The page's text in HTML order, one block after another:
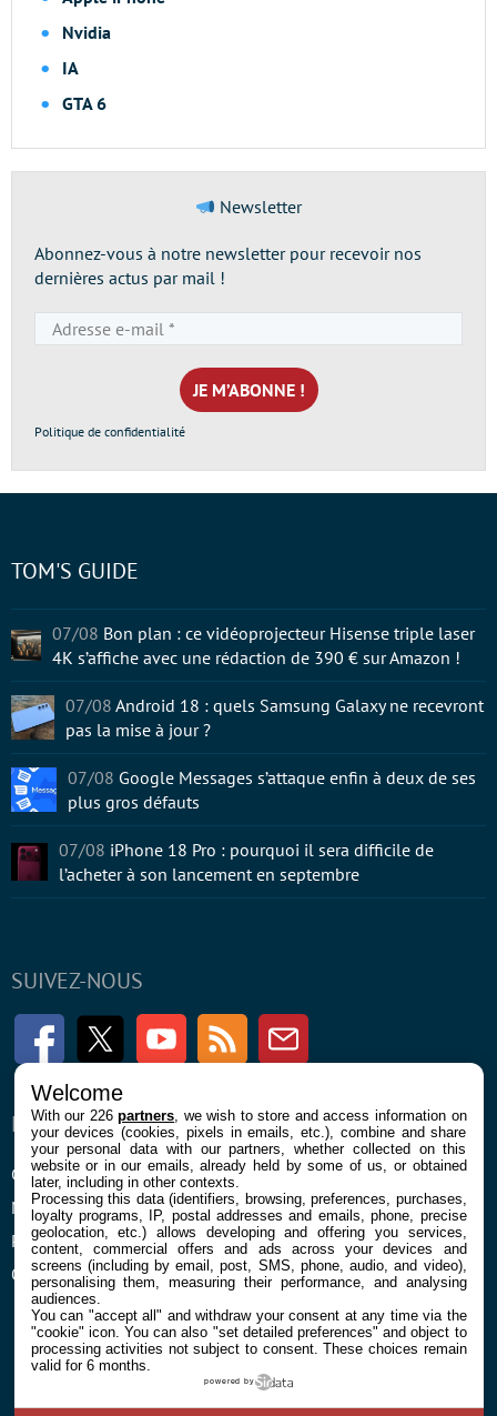
Nvidia
IA
GTA 6
Newsletter
Abonnez-vous à notre newsletter pour recevoir nos
dernières actus par mail !
e-
mail
*
Politique de confidentialité
SUIVEZ-NOUS
FacebookTwitter Youtube RSS Newsletter
ENTREPRISE
Confidentialité et Cookies
Mentions légales et CGU
Préférences Cookies
Qui sommes nous
À PROPOS
Contact
TOM'S GUIDE
07/08 Bon plan : ce vidéoprojecteur Hisense triple laser
4K s’affiche avec une rédaction de 390 € sur Amazon !
07/08 Android 18 : quels Samsung Galaxy ne recevront
pas la mise à jour ?
07/08 Google Messages s’attaque enfin à deux de ses
plus gros défauts
07/08 iPhone 18 Pro : pourquoi il sera difficile de
l’acheter à son lancement en septembre
Welcome
With our 226partners , we wish to store and access information on
your devices (cookies, pixels in emails, etc.), combine and share
your personal data with our partners, whether collected on this
website or in our emails, already held by some of us, or obtained
later, including in other contexts.
Processing this data (identifiers, browsing, preferences, purchases,
loyalty programs, IP, postal addresses and emails, phone, precise
geolocation, etc.) allows developing and offering you services,
content, commercial offers and ads across your devices and
screens (including by email, post, SMS, phone, audio, and video),
personalising them, measuring their performance, and analysing
audiences.
You can "accept all" and withdraw your consent at any time via the
"cookie" icon. You can also "set detailed preferences" and object to
processing activities not subject to consent. These choices remain
valid for 6 months.
powered by